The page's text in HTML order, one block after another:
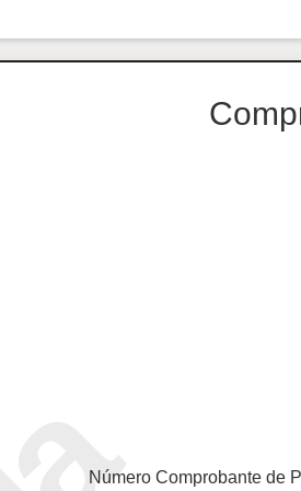
Número Comprobante de